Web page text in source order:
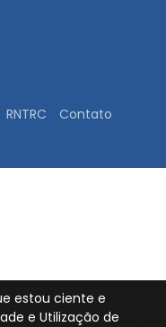
RNTRC Contato
estou ciente e
e Utilização de